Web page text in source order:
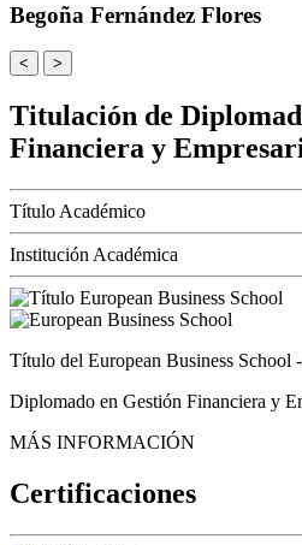
Begoña Fernández Flores
< >
Titulación de
Financiera y
Título Académico
Institución Académica
Título del European Business School
Diplomado en Gestión Financiera y
MÁS INFORMACIÓN
Certificaciones